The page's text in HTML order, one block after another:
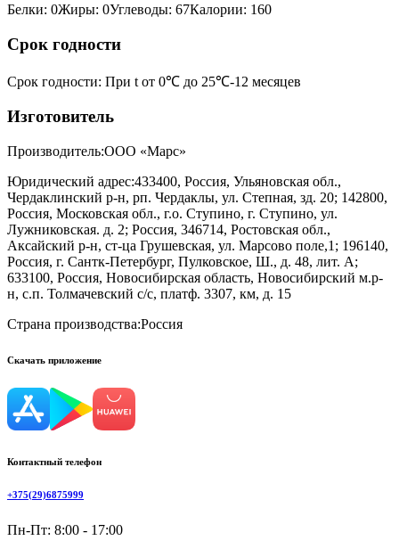
Белки: 0Жиры: 0Углеводы: 67Калории: 160
Срок годности
Срок годности: При t от 0℃ до 25℃-12 месяцев
Изготовитель
Производитель:ООО «Марс»
Юридический адрес:433400, Россия, Ульяновская обл.,
Чердаклинский р-н, рп. Чердаклы, ул. Степная, зд. 20; 142800,
Россия, Московская обл., г.о. Ступино, г. Ступино, ул.
Лужниковская. д. 2; Россия, 346714, Ростовская обл.,
Аксайский р-н, ст-ца Грушевская, ул. Марсово поле,1; 196140,
Россия, г. Сантк-Петербург, Пулковское, Ш., д. 48, лит. А;
633100, Россия, Новосибирская область, Новосибирский м.р-
н, с.п. Толмачевский с/с, платф. 3307, км, д. 15
Страна производства:Россия
Скачать приложение
Контактный телефон
+375(29)6875999
Пн-Пт: 8:00 - 17:00